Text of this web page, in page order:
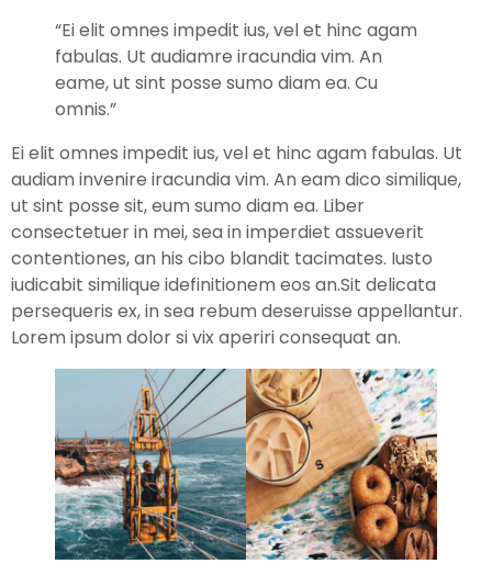
“Ei elit omnes impedit ius, vel et hinc agam
fabulas. Ut audiamre iracundia vim. An
eame, ut sint posse sumo diam ea. Cu
omnis.”
Ei elit omnes impedit ius, vel et hinc agam fabulas. Ut
audiam invenire iracundia vim. An eam dico similique,
ut sint posse sit, eum sumo diam ea. Liber
consectetuer in mei, sea in imperdiet assueverit
contentiones, an his cibo blandit tacimates. Iusto
iudicabit similique idefinitionem eos an.Sit delicata
persequeris ex, in sea rebum deseruisse appellantur.
Lorem ipsum dolor si vix aperiri consequat an.